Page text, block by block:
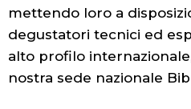
mettendo loro a
degustatori tecnici ed
alto profilo
nostra sede nazionale